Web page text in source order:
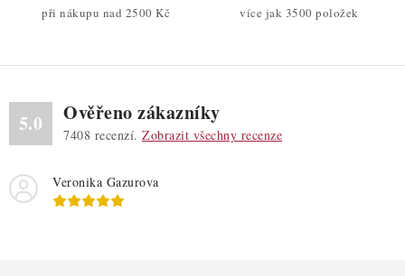
při nákupu nad 2500 Kč více jak 3500 položek
5.0 Ověřeno zákazníky
7408 recenzí. Zobrazit všechny recenze
Veronika Gazurova